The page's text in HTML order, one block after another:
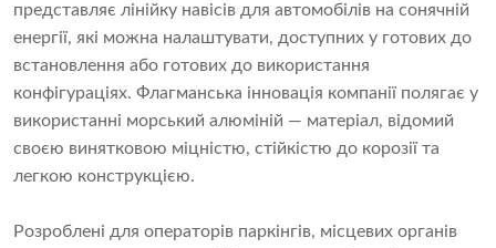
представляє лінійку навісів для автомобілів на сонячній
енергії, які можна налаштувати, доступних у готових до
встановлення або готових до використання
конфігураціях. Флагманська інновація компанії полягає у
використанні морський алюміній — матеріал, відомий
своєю винятковою міцністю, стійкістю до корозії та
легкою конструкцією.
Розроблені для операторів паркінгів, місцевих органів